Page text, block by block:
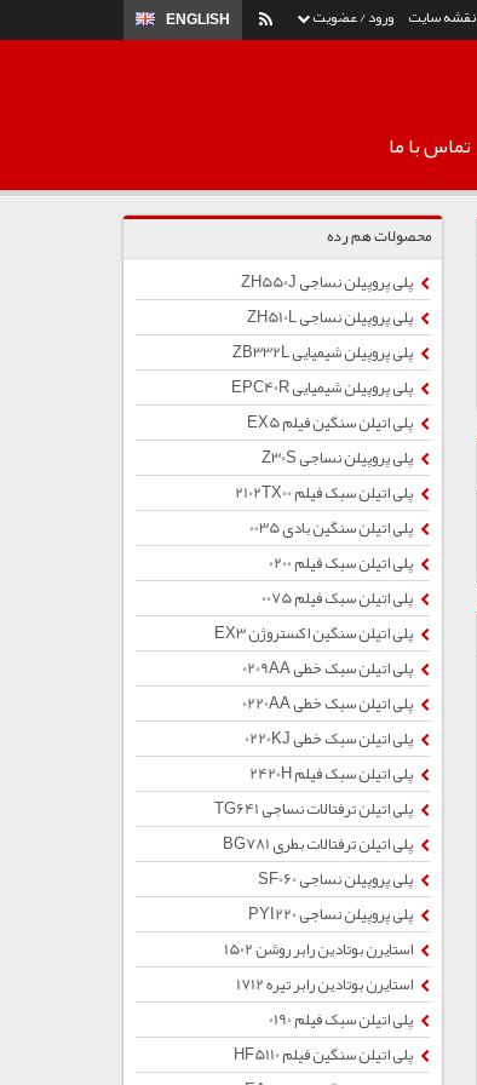
ورود / عضویت ENGLISH نقشه سایت
تماس با ما
محصولات هم رده
پلی پروپیلن نساجی ZH550J
پلی پروپیلن نساجی ZH510L
پلی پروپیلن شیمیایی ZB332L
پلی پروپیلن شیمیایی EPC40R
پلی اتیلن سنگین فیلم EX5
پلی پروپیلن نساجی Z30S
پلی اتیلن سبک فیلم 2102TX00
پلی اتیلن سنگین بادی 0035
پلی اتیلن سبک فیلم 0200
پلی اتیلن سبک فیلم 0075
پلی اتیلن سنگین اکستروژن EX3
پلی اتیلن سبک خطی 0209AA
پلی اتیلن سبک خطی 0220AA
پلی اتیلن سبک خطی 0220KJ
پلی اتیلن سبک فیلم 2420H
پلی اتیلن ترفتالات نساجی TG641
پلی اتیلن ترفتالات بطری BG781
پلی پروپیلن نساجی SF060
پلی پروپیلن نساجی PYI220
استایرن بوتادین رابر روشن 1502
استایرن بوتادین رابر تیره 1712
پلی اتیلن سبک فیلم 0190
پلی اتیلن سنگین فیلم HF5110